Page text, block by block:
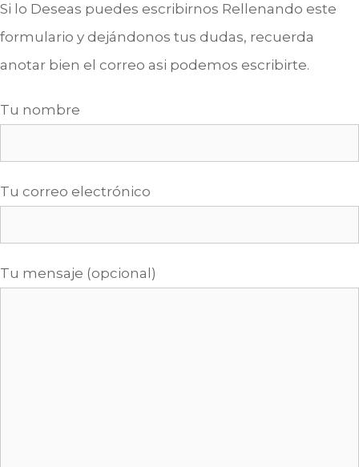
Si lo Deseas puedes escribirnos Rellenando este
formulario y dejándonos tus dudas, recuerda
anotar bien el correo asi podemos escribirte.
Tu nombre
Tu correo electrónico
Tu mensaje (opcional)